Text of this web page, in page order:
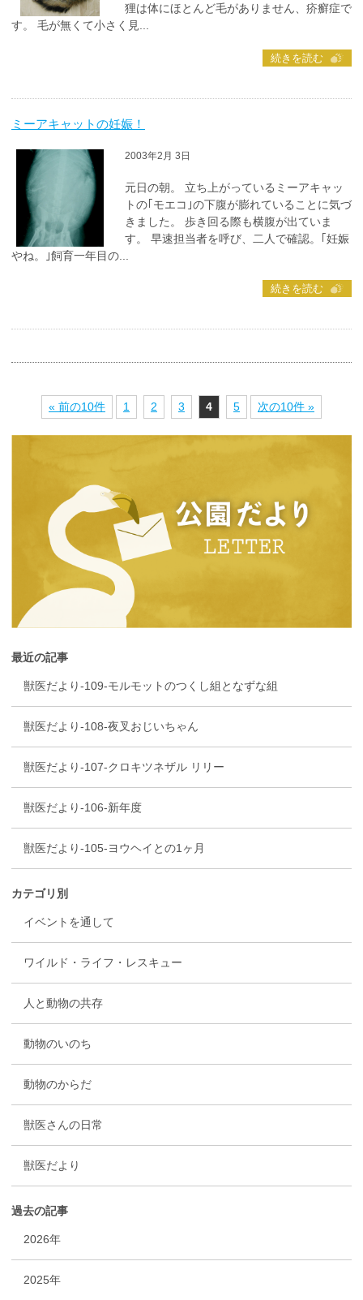
狸は体にほとんど毛がありません、疥癬症で
す。 毛が無くて小さく見...
続きを読む
ミーアキャットの妊娠！
2003年2月 3日
元日の朝。 立ち上がっているミーアキャッ
トの｢モエコ｣の下腹が膨れていることに気づ
きました。 歩き回る際も横腹が出ていま
す。 早速担当者を呼び、二人で確認。｢妊娠
やね。｣飼育一年目の...
続きを読む
« 前の10件 1 2 3 4 5 次の10件 »
最近の記事
獣医だより-109-モルモットのつくし組となずな組
獣医だより-108-夜叉おじいちゃん
獣医だより-107-クロキツネザル リリー
獣医だより-106-新年度
獣医だより-105-ヨウヘイとの1ヶ月
カテゴリ別
イベントを通して
ワイルド・ライフ・レスキュー
人と動物の共存
動物のいのち
動物のからだ
獣医さんの日常
獣医だより
過去の記事
2026年
2025年